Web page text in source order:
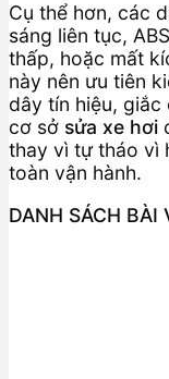
Cụ thể hơn, các
sáng liên tục,
thấp, hoặc mất
này nên ưu tiên
dây tín hiệu, giắc
cơ sở sửa xe hơi
thay vì tự tháo vì
toàn vận hành.
DANH SÁCH BÀI